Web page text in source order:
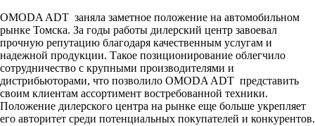
OMODA ADT заняла заметное положение на автомобильном
рынке Томска. За годы работы дилерский центр завоевал
прочную репутацию благодаря качественным услугам и
надежной продукции. Такое позиционирование облегчило
сотрудничество с крупными производителями и
дистрибьюторами, что позволило OMODA ADT представить
своим клиентам ассортимент востребованной техники.
Положение дилерского центра на рынке еще больше укрепляет
его авторитет среди потенциальных покупателей и конкурентов.